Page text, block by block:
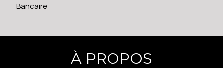
Bancaire
À PROPOS